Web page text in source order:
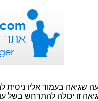
שגיאה בעמוד אליו ניסית
זו יכולה להתרחש בשל